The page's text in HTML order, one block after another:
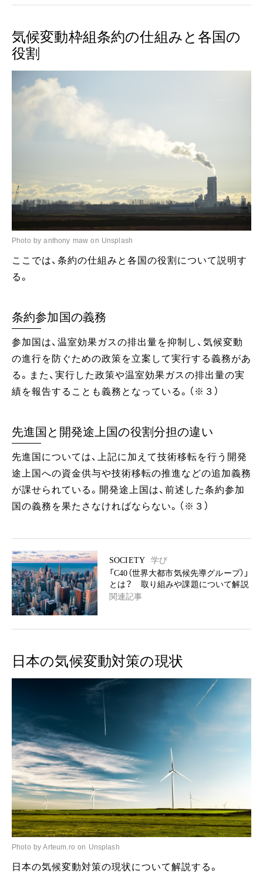
気候変動枠組条約の仕組みと各国の
役割
Photo by anthony maw on Unsplash
ここでは、条約の仕組みと各国の役割について説明す
る。
条約参加国の義務
参加国は、温室効果ガスの排出量を抑制し、気候変動
の進行を防ぐための政策を立案して実行する義務があ
る。また、実行した政策や温室効果ガスの排出量の実
績を報告することも義務となっている。（※３）
先進国と開発途上国の役割分担の違い
先進国については、上記に加えて技術移転を行う開発
途上国への資金供与や技術移転の推進などの追加義務
が課せられている。開発途上国は、前述した条約参加
国の義務を果たさなければならない。（※３）
SOCIETY
学び
「C40（世界大都市気候先導グループ）」
とは？ 取り組みや課題について解説
関連記事
日本の気候変動対策の現状
Photo by Arteum.ro on Unsplash
日本の気候変動対策の現状について解説する。